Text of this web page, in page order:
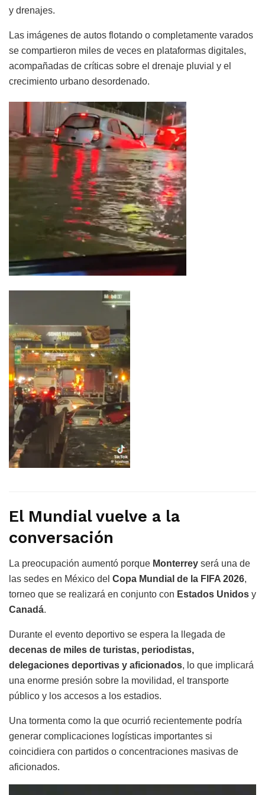
y drenajes.
Las imágenes de autos flotando o completamente varados
se compartieron miles de veces en plataformas digitales,
acompañadas de críticas sobre el drenaje pluvial y el
crecimiento urbano desordenado.
El Mundial vuelve a la
conversación
La preocupación aumentó porque Monterrey será una de
las sedes en México del Copa Mundial de la FIFA 2026,
torneo que se realizará en conjunto con Estados Unidos y
Canadá.
Durante el evento deportivo se espera la llegada de
decenas de miles de turistas, periodistas,
delegaciones deportivas y aficionados, lo que implicará
una enorme presión sobre la movilidad, el transporte
público y los accesos a los estadios.
Una tormenta como la que ocurrió recientemente podría
generar complicaciones logísticas importantes si
coincidiera con partidos o concentraciones masivas de
aficionados.